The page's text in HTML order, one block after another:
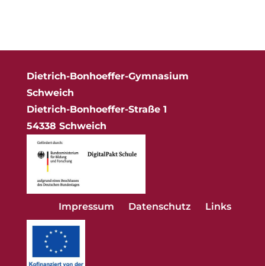
Dietrich-Bonhoeffer-Gymnasium
Schweich
Dietrich-Bonhoeffer-Straße 1
54338 Schweich
Impressum Datenschutz Links